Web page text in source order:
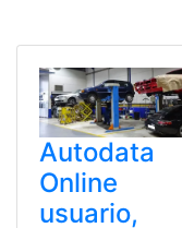
Autodata
Online
usuario,